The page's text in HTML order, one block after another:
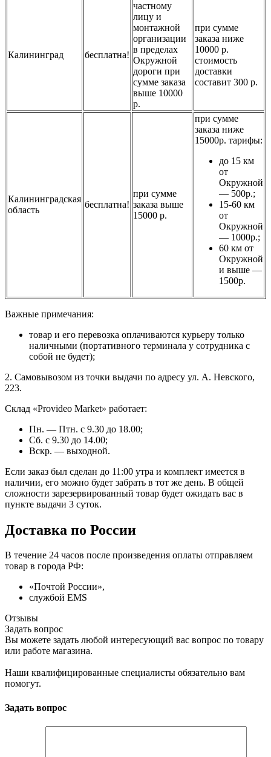
Калининград бесплатна!
частному
лицу и
монтажной
организации
в пределах
Окружной
дороги при
сумме заказа
выше 10000
р.
при сумме
заказа ниже
10000 р.
стоимость
доставки
составит 300 р.
Калининградская
область
бесплатна!
при сумме
заказа выше
15000 р.
при сумме
заказа ниже
15000р. тарифы:
до 15 км
от
Окружной
— 500р.;
15-60 км
от
Окружной
— 1000р.;
60 км от
Окружной
и выше —
1500р.
Важные примечания:
товар и его перевозка оплачиваются курьеру только
наличными (портативного терминала у сотрудника с
собой не будет);
2. Самовывозом из точки выдачи по адресу ул. А. Невского,
223.
Склад «Provideo Market» работает:
Пн. — Птн. с 9.30 до 18.00;
Сб. с 9.30 до 14.00;
Вскр. — выходной.
Если заказ был сделан до 11:00 утра и комплект имеется в
наличии, его можно будет забрать в тот же день. В общей
сложности зарезервированный товар будет ожидать вас в
пункте выдачи 3 суток.
Доставка по России
В течение 24 часов после произведения оплаты отправляем
товар в города РФ:
«Почтой России»,
службой EMS
Отзывы
Задать вопрос
Вы можете задать любой интересующий вас вопрос по товару
или работе магазина.
Наши квалифицированные специалисты обязательно вам
помогут.
Задать вопрос